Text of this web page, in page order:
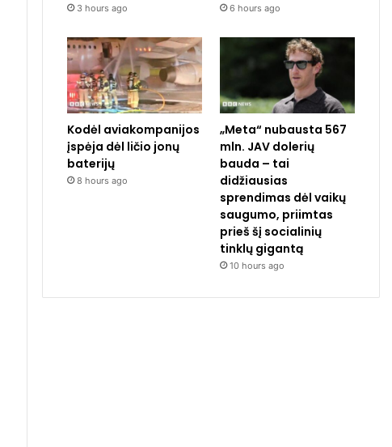
3 hours ago 6 hours ago
Kodėl aviakompanijos
įspėja dėl ličio jonų
baterijų
8 hours ago
„Meta“ nubausta 567
mln. JAV dolerių
bauda – tai
didžiausias
sprendimas dėl vaikų
saugumo, priimtas
prieš šį socialinių
tinklų gigantą
10 hours ago